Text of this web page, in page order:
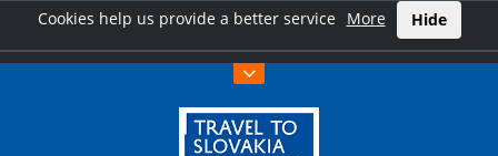
Cookies help us provide a better service More Hide